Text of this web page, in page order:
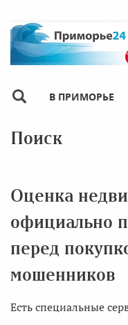
В ПРИМОРЬЕ
Поиск
Оценка
официально
перед
мошенников
Есть специальные